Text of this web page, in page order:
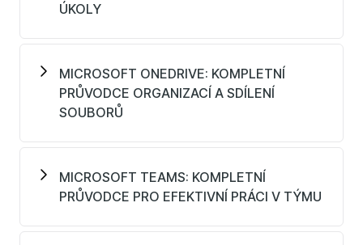
ÚKOLY
MICROSOFT ONEDRIVE: KOMPLETNÍ
PRŮVODCE ORGANIZACÍ A SDÍLENÍ
SOUBORŮ
MICROSOFT TEAMS: KOMPLETNÍ
PRŮVODCE PRO EFEKTIVNÍ PRÁCI V TÝMU